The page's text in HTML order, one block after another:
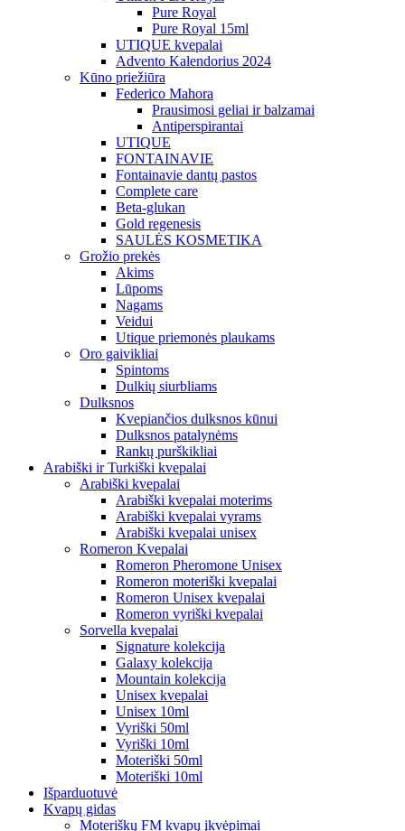
Pure Royal
Pure Royal 15ml
UTIQUE kvepalai
Advento Kalendorius 2024
Kūno priežiūra
Federico Mahora
Prausimosi geliai ir balzamai
Antiperspirantai
UTIQUE
FONTAINAVIE
Fontainavie dantų pastos
Complete care
Beta-glukan
Gold regenesis
SAULĖS KOSMETIKA
Grožio prekės
Akims
Lūpoms
Nagams
Veidui
Utique priemonės plaukams
Oro gaivikliai
Spintoms
Dulkių siurbliams
Dulksnos
Kvepiančios dulksnos kūnui
Dulksnos patalynėms
Rankų purškikliai
Arabiški ir Turkiški kvepalai
Arabiški kvepalai
Arabiški kvepalai moterims
Arabiški kvepalai vyrams
Arabiški kvepalai unisex
Romeron Kvepalai
Romeron Pheromone Unisex
Romeron moteriški kvepalai
Romeron Unisex kvepalai
Romeron vyriški kvepalai
Sorvella kvepalai
Signature kolekcija
Galaxy kolekcija
Mountain kolekcija
Unisex kvepalai
Unisex 10ml
Vyriški 50ml
Vyriški 10ml
Moteriški 50ml
Moteriški 10ml
Išparduotuvė
Kvapų gidas
Moteriškų FM kvapų įkvėpimai